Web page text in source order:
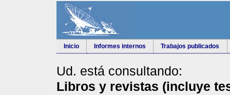
Inicio Informes internos Trabajos publicados
Ud. está consultando:
Libros y revistas (incluye